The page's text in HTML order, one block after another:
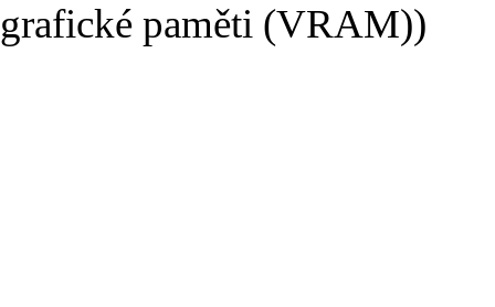
grafické paměti (VRAM))